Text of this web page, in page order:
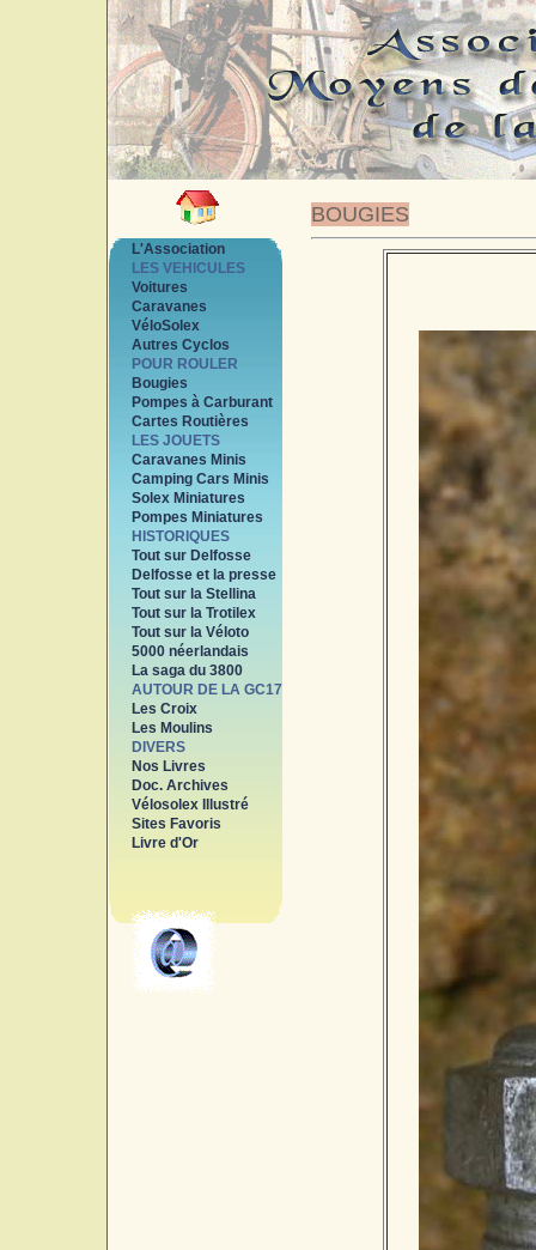
BOUGIES
L'Association
LES VEHICULES
Voitures
Caravanes
VéloSolex
Autres Cyclos
POUR ROULER
Bougies
Pompes à Carburant
Cartes Routières
LES JOUETS
Caravanes Minis
Camping Cars Minis
Solex Miniatures
Pompes Miniatures
HISTORIQUES
Tout sur Delfosse
Delfosse et la presse
Tout sur la Stellina
Tout sur la Trotilex
Tout sur la Véloto
5000 néerlandais
La saga du 3800
AUTOUR DE LA GC17
Les Croix
Les Moulins
DIVERS
Nos Livres
Doc. Archives
Vélosolex Illustré
Sites Favoris
Livre d'Or